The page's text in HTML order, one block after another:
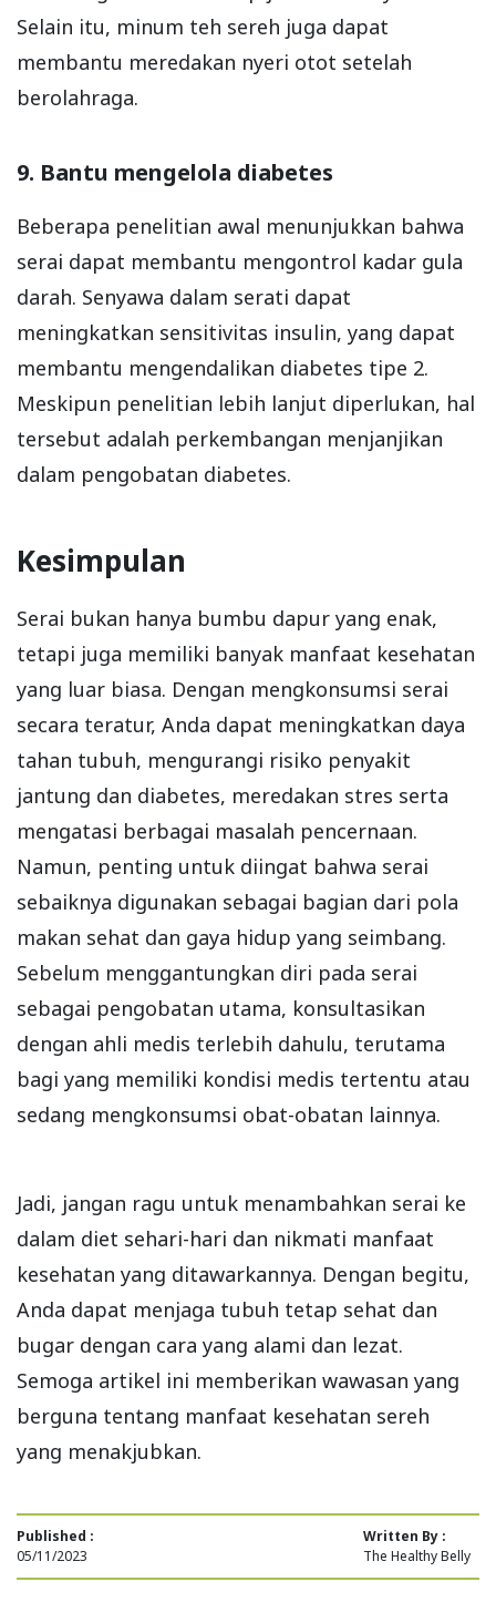
Selain itu, minum teh sereh juga dapat
membantu meredakan nyeri otot setelah
berolahraga.
9. Bantu mengelola diabetes
Beberapa penelitian awal menunjukkan bahwa
serai dapat membantu mengontrol kadar gula
darah. Senyawa dalam serati dapat
meningkatkan sensitivitas insulin, yang dapat
membantu mengendalikan diabetes tipe 2.
Meskipun penelitian lebih lanjut diperlukan, hal
tersebut adalah perkembangan menjanjikan
dalam pengobatan diabetes.
Kesimpulan
Serai bukan hanya bumbu dapur yang enak,
tetapi juga memiliki banyak manfaat kesehatan
yang luar biasa. Dengan mengkonsumsi serai
secara teratur, Anda dapat meningkatkan daya
tahan tubuh, mengurangi risiko penyakit
jantung dan diabetes, meredakan stres serta
mengatasi berbagai masalah pencernaan.
Namun, penting untuk diingat bahwa serai
sebaiknya digunakan sebagai bagian dari pola
makan sehat dan gaya hidup yang seimbang.
Sebelum menggantungkan diri pada serai
sebagai pengobatan utama, konsultasikan
dengan ahli medis terlebih dahulu, terutama
bagi yang memiliki kondisi medis tertentu atau
sedang mengkonsumsi obat-obatan lainnya.
Jadi, jangan ragu untuk menambahkan serai ke
dalam diet sehari-hari dan nikmati manfaat
kesehatan yang ditawarkannya. Dengan begitu,
Anda dapat menjaga tubuh tetap sehat dan
bugar dengan cara yang alami dan lezat.
Semoga artikel ini memberikan wawasan yang
berguna tentang manfaat kesehatan sereh
yang menakjubkan.
Published :
05/11/2023
Written By :
The Healthy Belly